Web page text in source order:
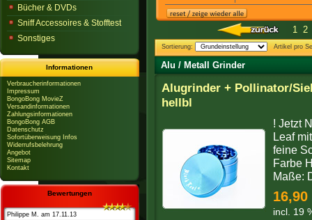
1 2
Sortierung: Artikel pro
Alu / Metall Grinder
Alugrinder + Pollinator/
hellbl
! Jetzt
Leaf
feine
Farbe
Maße:
16,90
incl. 19
Bücher & DVDs
Sniff Accessoires & Stofftest
Sonstiges
Informationen
Verbraucherinformationen
Impressum
BongoBong MovieZ
Versandinformationen
Zahlungsinformationen
BongoBong AGB
Datenschutz
Sofortüberweisung Infos
Widerrufsbelehrung
Angebot
Sitemap
Kontakt
Bewertungen
Philippe M. am 17.11.13